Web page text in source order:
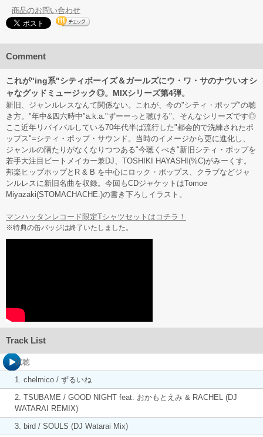
商品のお問い合わせ
Comment
これが"ing系"シティボーイズ＆ガールズにウ・ワ・サのナウいオシ
ャなグッドミュージック◎。MIXシリーズ第4弾。
新旧、ジャンルレスなんて関係ない。これが、今の"シティ・ポップ"の聴
き方。"年中&四六時中"a.k.a."ずーーっと聴ける"、そんなシリーズです◎
ここ近年リバイバルしている70年代半ば流行した"都会的で洗練されたポ
ップス"=シティ・ポップ・サウンド。当時のイメージから更に進化し、
ジャンルの隔たりがなくなりつつある"今聴くべき"新旧シティ・ポップを
若手大注目ビートメイカー兼DJ、TOSHIKI HAYASHI(%C)がみーくす。
邦楽ヒップホップとR & B を中心にロック・ポップス、クラブなどジャ
ンルレスに新旧名曲を収録。今回もCDジャケットはTomoe
Miyazaki(STOMACHACHE.)の書き下ろしイラスト。
マンハッタンレコード限定Tシャツセットはコチラ！
※特典の缶バッジは終了いたしました。
Track List
試聴
1. chelmico / ずるいね
2. TSUBAME / GOOD NIGHT feat. おかもとえみ & RACHEL (DJ
WATARAI REMIX)
3. bird / SOULS (DJ Watarai Mix)